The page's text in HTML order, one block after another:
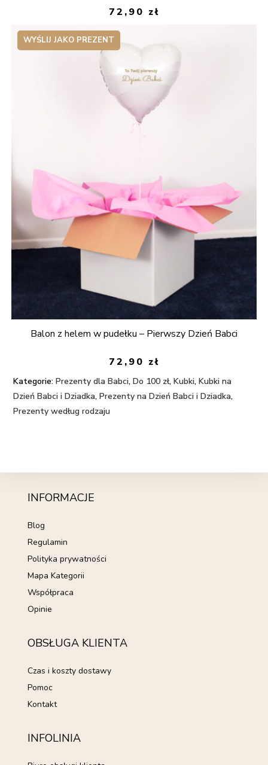
72,90 zł
WYŚLIJ JAKO PREZENT
Balon z helem w pudełku – Pierwszy Dzień Babci
72,90 zł
Kategorie: Prezenty dla Babci,Do 100 zł,Kubki,Kubki na
Dzień Babci i Dziadka,Prezenty na Dzień Babci i Dziadka,
Prezenty według rodzaju
INFORMACJE
Blog
Regulamin
Polityka prywatności
Mapa Kategorii
Współpraca
Opinie
OBSŁUGA KLIENTA
Czas i koszty dostawy
Pomoc
Kontakt
INFOLINIA